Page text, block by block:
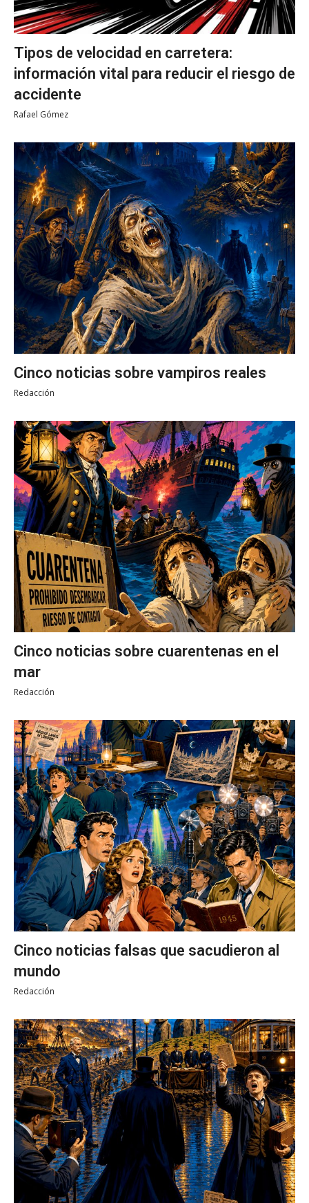
Tipos de velocidad en carretera:
información vital para reducir el riesgo de
accidente
Rafael Gómez
Cinco noticias sobre vampiros reales
Redacción
Cinco noticias sobre cuarentenas en el
mar
Redacción
Cinco noticias falsas que sacudieron al
mundo
Redacción